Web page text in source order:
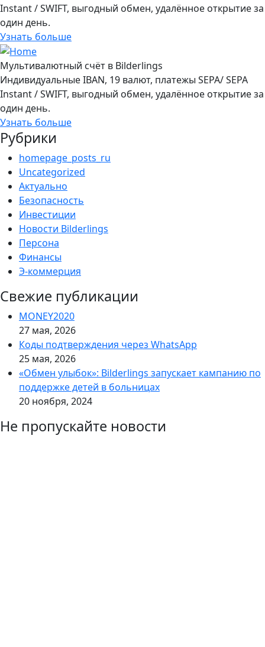
Instant / SWIFT, выгодный обмен, удалённое открытие за
один день.
Узнать больше
Мультивалютный счёт в Bilderlings
Индивидуальные IBAN, 19 валют, платежы SEPA/ SEPA
Instant / SWIFT, выгодный обмен, удалённое открытие за
один день.
Узнать больше
Рубрики
homepage_posts_ru
Uncategorized
Актуально
Безопасность
Инвестиции
Новости Bilderlings
Персона
Финансы
Э-коммерция
Свежие публикации
MONEY2020
27 мая, 2026
Коды подтверждения через WhatsApp
25 мая, 2026
«Обмен улыбок»: Bilderlings запускает кампанию по
поддержке детей в больницах
20 ноября, 2024
Не пропускайте новости